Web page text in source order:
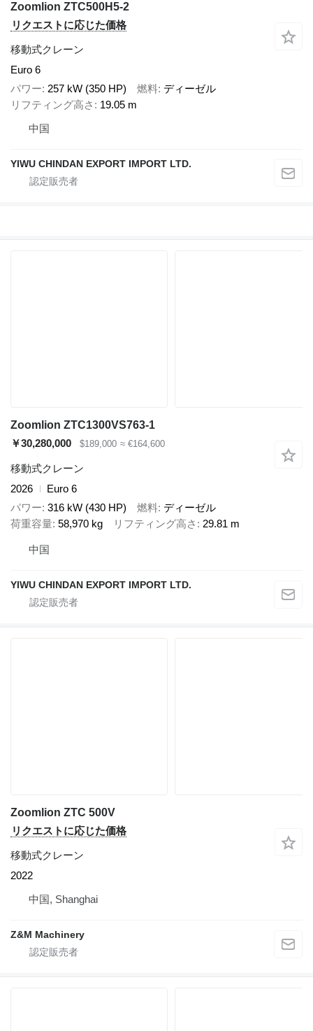
Zoomlion ZTC500H5-2
リクエストに応じた価格
移動式クレーン
Euro 6
パワー 257 kW (350 HP) 燃料 ディーゼル
リフティング高さ
19.05 m
中国
YIWU CHINDAN EXPORT IMPORT LTD.
Zoomlion ZTC1300VS763-1
￥30,280,000
$189,000 ≈ €164,600
移動式クレーン
2026
Euro 6
パワー 316 kW (430 HP) 燃料 ディーゼル
荷重容量 58,970 kg リフティング高さ 29.81 m
中国
YIWU CHINDAN EXPORT IMPORT LTD.
Zoomlion ZTC 500V
リクエストに応じた価格
移動式クレーン
2022
中国, Shanghai
Z&M Machinery